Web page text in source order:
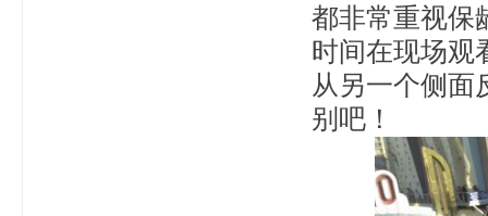
都非常重视保
时间在现场观
从另一个侧面
别吧！